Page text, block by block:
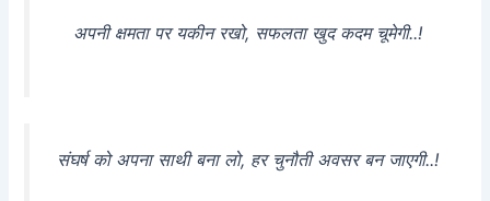
अपनी क्षमता पर यकीन रखो, सफलता खुद कदम चूमेगी..!
संघर्ष को अपना साथी बना लो, हर चुनौती अवसर बन जाएगी..!